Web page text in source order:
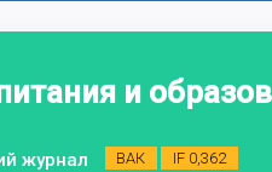
и
журнал
ВАК IF 0,362